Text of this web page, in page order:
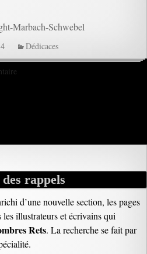
Dédicaces
rappels
d’une nouvelle section, les pages
les illustrateurs et écrivains qui
Rets. La recherche se fait par